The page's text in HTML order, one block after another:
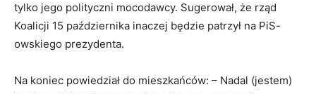
tylko jego polityczni mocodawcy. Sugerował, że rząd
Koalicji 15 października inaczej będzie patrzył na PiS-
owskiego prezydenta.
Na koniec powiedział do mieszkańców: – Nadal (jestem)